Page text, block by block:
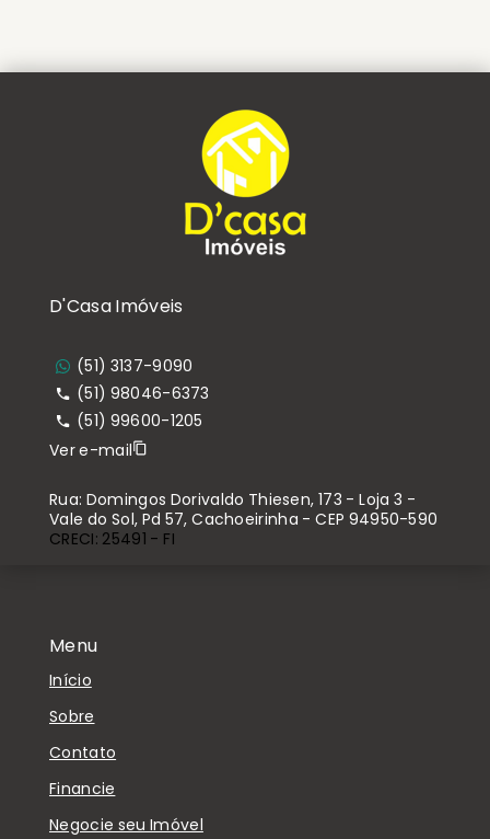
Menu
Início
Sobre
Contato
Financie
Negocie seu Imóvel
D'Casa Imóveis
(51) 3137-9090
(51) 98046-6373
(51) 99600-1205
Ver e-mail
Rua: Domingos Dorivaldo Thiesen, 173 - Loja 3 -
Vale do Sol, Pd 57, Cachoeirinha - CEP 94950-590
CRECI: 25491 - FI